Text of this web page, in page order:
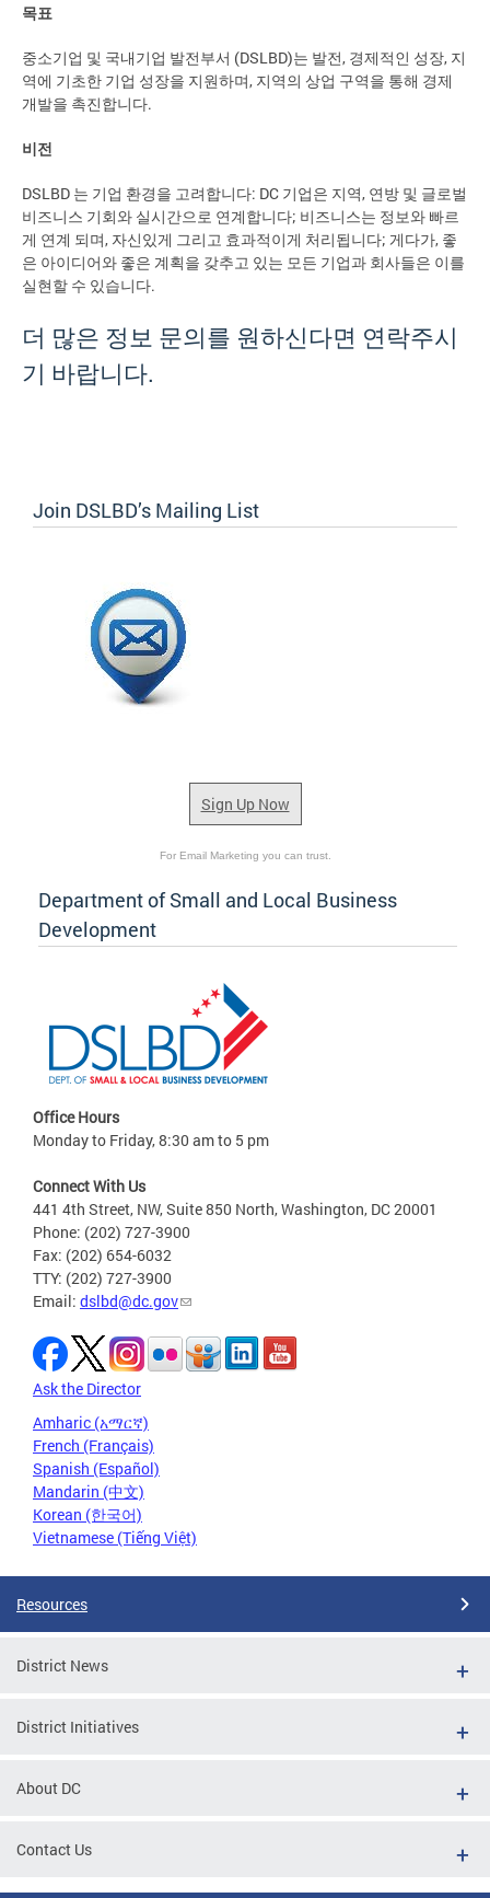
목표
중소기업 및 국내기업 발전부서 (DSLBD)는 발전, 경제적인 성장, 지
역에 기초한 기업 성장을 지원하며, 지역의 상업 구역을 통해 경제
개발을 촉진합니다.
비전
DSLBD 는 기업 환경을 고려합니다: DC 기업은 지역, 연방 및 글로벌
비즈니스 기회와 실시간으로 연계합니다; 비즈니스는 정보와 빠르
게 연계 되며, 자신있게 그리고 효과적이게 처리됩니다; 게다가, 좋
은 아이디어와 좋은 계획을 갖추고 있는 모든 기업과 회사들은 이를
실현할 수 있습니다.
더 많은 정보 문의를 원하신다면 연락주시
기 바랍니다.
Join DSLBD’s Mailing List
Sign Up Now
For Email Marketing you can trust.
Department of Small and Local Business
Development
Office Hours
Monday to Friday, 8:30 am to 5 pm
Connect With Us
441 4th Street, NW, Suite 850 North, Washington, DC 20001
Phone: (202) 727-3900
Fax: (202) 654-6032
TTY: (202) 727-3900
Email: dslbd@dc.gov
Ask the Director
Amharic (አማርኛ)
French (Français)
Spanish (Español)
Mandarin (中文)
Korean (한국어)
Vietnamese (Tiếng Việt)
Resources
District News
District Initiatives
About DC
Contact Us